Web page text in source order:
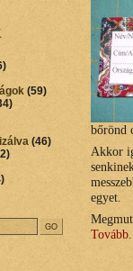
bőrönd
Akkor
egyet.
(59)
(46)